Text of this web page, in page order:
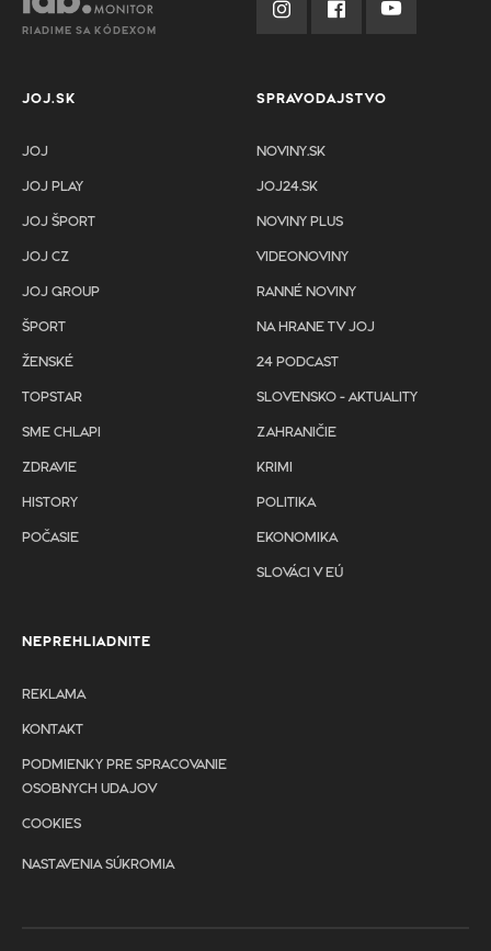
RIADIME SA KÓDEXOM
JOJ.SK
JOJ
JOJ PLAY
JOJ ŠPORT
JOJ CZ
JOJ GROUP
ŠPORT
ŽENSKÉ
TOPSTAR
SME CHLAPI
ZDRAVIE
HISTORY
POČASIE
SPRAVODAJSTVO
NOVINY.SK
JOJ24.SK
NOVINY PLUS
VIDEONOVINY
RANNÉ NOVINY
NA HRANE TV JOJ
24 PODCAST
SLOVENSKO - AKTUALITY
ZAHRANIČIE
KRIMI
POLITIKA
EKONOMIKA
SLOVÁCI V EÚ
NEPREHLIADNITE
REKLAMA
KONTAKT
PODMIENKY PRE SPRACOVANIE
OSOBNYCH UDAJOV
COOKIES
NASTAVENIA SÚKROMIA